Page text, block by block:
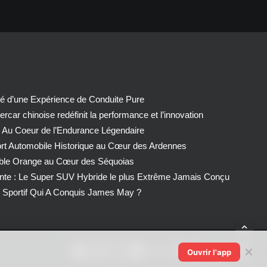
d’une Expérience de Conduite Pure
chinoise redéfinit la performance et l’innovation
Coeur de l’Endurance Légendaire
Automobile Historique au Cœur des Ardennes
Orange au Cœur des Séquoias
: Le Super SUV Hybride le plus Extrême Jamais Conçu
Qui A Conquis James May ?
Ouvrir l'app ✕